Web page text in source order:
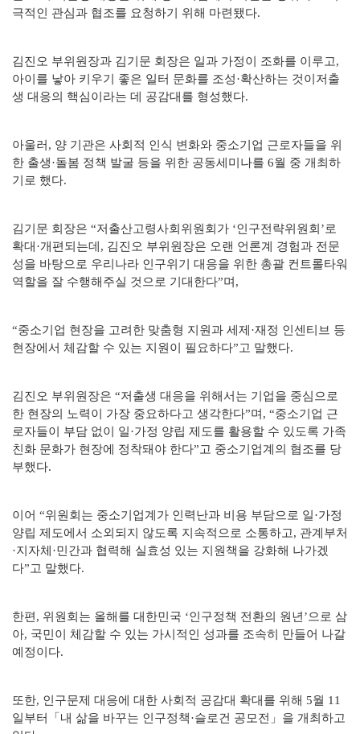
극적인 관심과 협조를 요청하기 위해 마련됐다.
김진오 부위원장과 김기문 회장은 일과 가정이 조화를 이루고,
아이를 낳아 키우기 좋은 일터 문화를 조성·확산하는 것이저출
생 대응의 핵심이라는 데 공감대를 형성했다.
아울러, 양 기관은 사회적 인식 변화와 중소기업 근로자들을 위
한 출생·돌봄 정책 발굴 등을 위한 공동세미나를 6월 중 개최하
기로 했다.
김기문 회장은 “저출산고령사회위원회가 ‘인구전략위원회’로
확대·개편되는데, 김진오 부위원장은 오랜 언론계 경험과 전문
성을 바탕으로 우리나라 인구위기 대응을 위한 총괄 컨트롤타워
역할을 잘 수행해주실 것으로 기대한다”며,
“중소기업 현장을 고려한 맞춤형 지원과 세제·재정 인센티브 등
현장에서 체감할 수 있는 지원이 필요하다”고 말했다.
김진오 부위원장은 “저출생 대응을 위해서는 기업을 중심으로
한 현장의 노력이 가장 중요하다고 생각한다”며, “중소기업 근
로자들이 부담 없이 일·가정 양립 제도를 활용할 수 있도록 가족
친화 문화가 현장에 정착돼야 한다”고 중소기업계의 협조를 당
부했다.
이어 “위원회는 중소기업계가 인력난과 비용 부담으로 일·가정
양립 제도에서 소외되지 않도록 지속적으로 소통하고, 관계부처
·지자체·민간과 협력해 실효성 있는 지원책을 강화해 나가겠
다”고 말했다.
한편, 위원회는 올해를 대한민국 ‘인구정책 전환의 원년’으로 삼
아, 국민이 체감할 수 있는 가시적인 성과를 조속히 만들어 나갈
예정이다.
또한, 인구문제 대응에 대한 사회적 공감대 확대를 위해 5월 11
일부터「내 삶을 바꾸는 인구정책·슬로건 공모전」을 개최하고